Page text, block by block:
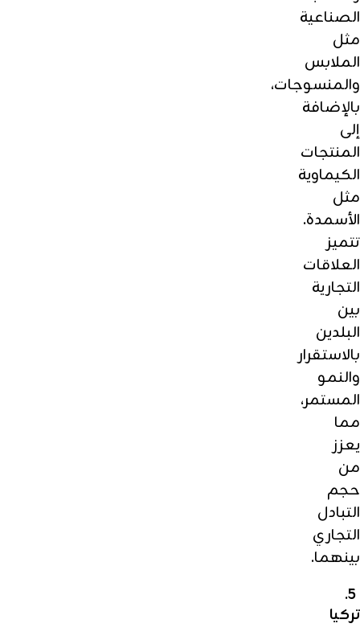
الصناعية
مثل
الملابس
والمنسوجات،
بالإضافة
إلى
المنتجات
الكيماوية
مثل
الأسمدة.
تتميز
العلاقات
التجارية
بين
البلدين
بالاستقرار
والنمو
المستمر،
مما
يعزز
من
حجم
التبادل
التجاري
بينهما.
5.
تركيا